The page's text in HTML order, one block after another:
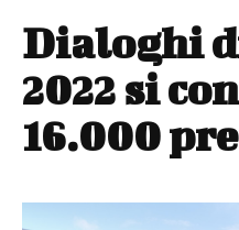
Dialoghi
2022 si
16.000